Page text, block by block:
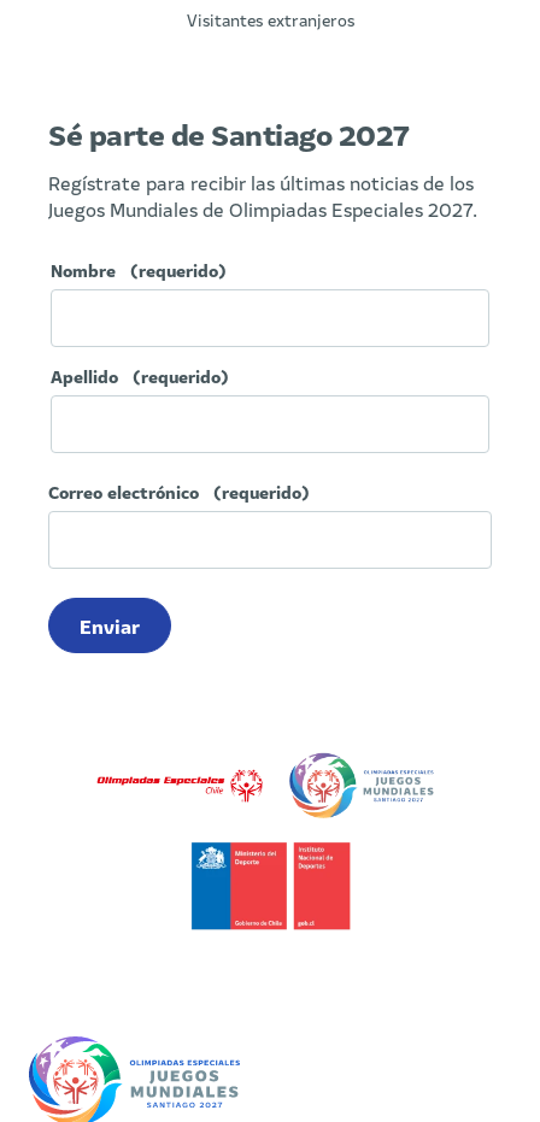
Visitantes extranjeros
Sé parte de Santiago 2027
Regístrate para recibir las últimas noticias de los
Juegos Mundiales de Olimpiadas Especiales 2027.
(requerido)
(requerido)
Correo electrónico (requerido)
Enviar